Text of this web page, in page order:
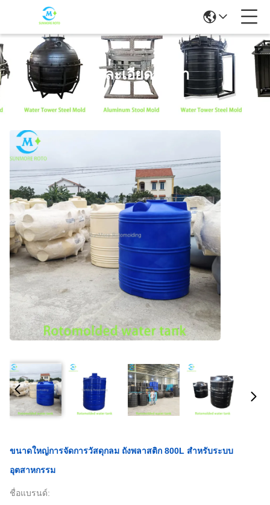
รายละเอียดสินค้า
ขนาดใหญ่การจัดการวัสดุกลม ถังพลาสติก 800L สําหรับระบบ
อุตสาหกรรม
ชื่อแบรนด์: